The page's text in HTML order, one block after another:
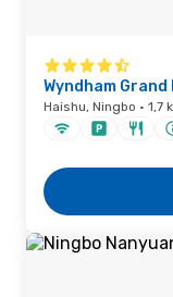
Wyndham
Haishu, Ningbo ·